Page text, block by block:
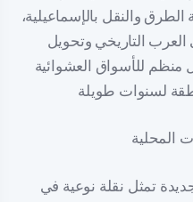
والنقل بالإسماعيلية،
التاريخي وتحويل
منظم للأسواق العشوائية
المحلية
تمثل نقلة نوعية في